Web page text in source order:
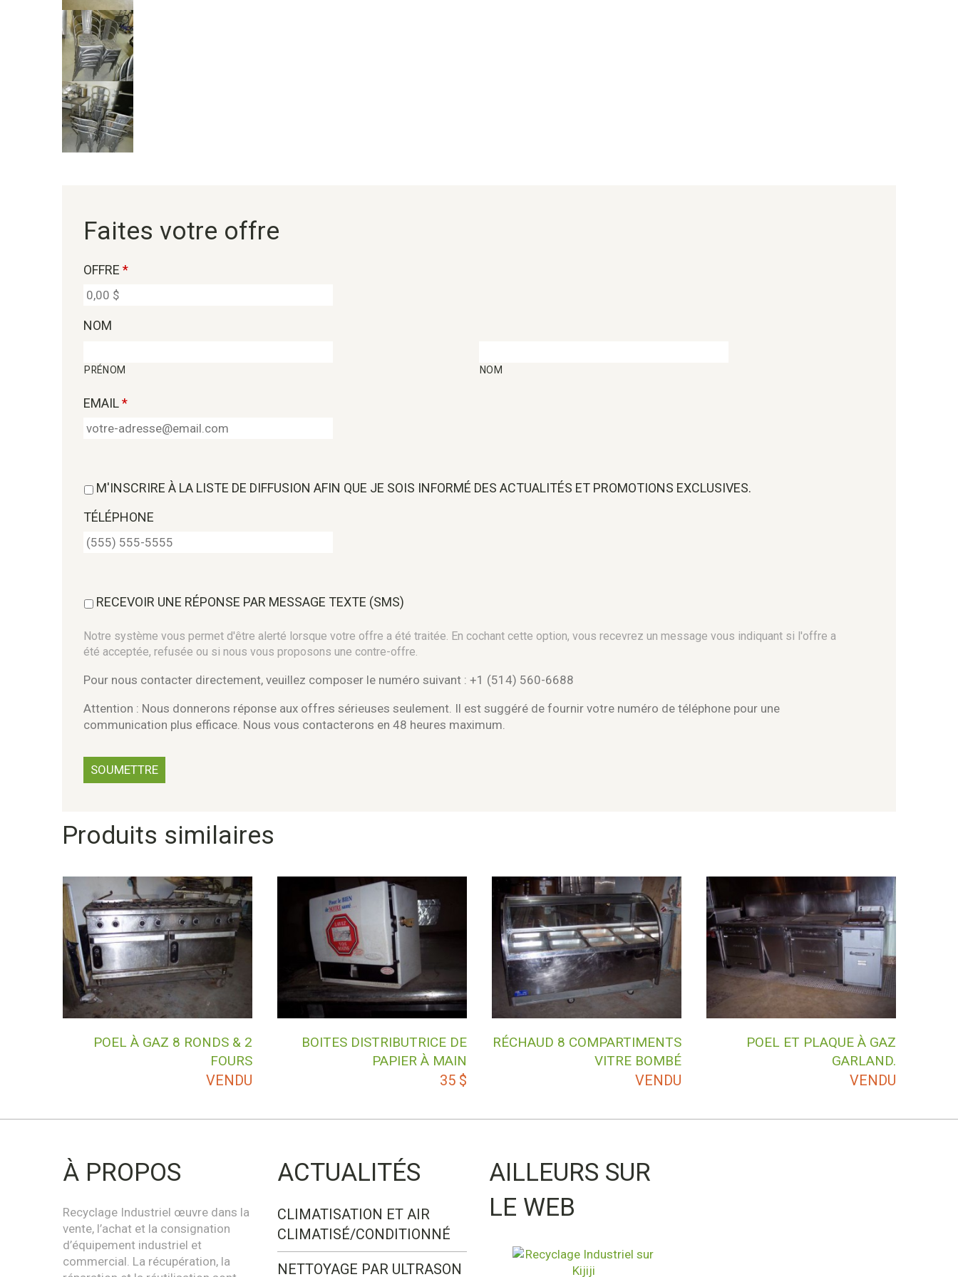
Faites votre offre
OFFRE *
NOM
PRÉNOM NOM
EMAIL*
M'INSCRIRE À LA LISTE DE DIFFUSION AFIN QUE JE SOIS INFORMÉ DES ACTUALITÉS ET PROMOTIONS EXCLUSIVES.
TÉLÉPHONE
RECEVOIR UNE RÉPONSE PAR MESSAGE TEXTE (SMS)
Notre système vous permet d'être alerté lorsque votre offre a été traitée. En cochant cette option, vous recevrez un message vous indiquant si l'offre a
été acceptée, refusée ou si nous vous proposons une contre-offre.
Pour nous contacter directement, veuillez composer le numéro suivant : +1 (514) 560-6688
Attention : Nous donnerons réponse aux offres sérieuses seulement. Il est suggéré de fournir votre numéro de téléphone pour une
communication plus efficace. Nous vous contacterons en 48 heures maximum.
Produits similaires
POEL À GAZ 8 RONDS & 2
FOURS
VENDU
BOITES DISTRIBUTRICE DE
PAPIER À MAIN
35 $
RÉCHAUD 8 COMPARTIMENTS
VITRE BOMBÉ
VENDU
POEL ET PLAQUE À GAZ
GARLAND.
VENDU
À PROPOS
Recyclage Industriel œuvre dans la
vente, l’achat et la consignation
d’équipement industriel et
commercial. La récupération, la
ACTUALITÉS
CLIMATISATION ET AIR
CLIMATISÉ/CONDITIONNÉ
NETTOYAGE PAR ULTRASON
AILLEURS SUR
LE WEB